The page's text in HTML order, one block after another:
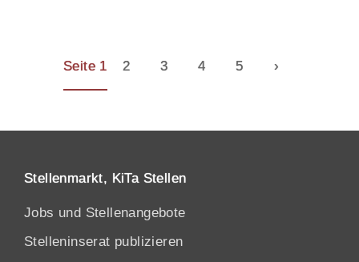
Seite 1 2 3 4 5 ›
Stellenmarkt, KiTa Stellen
Jobs und Stellenangebote
Stelleninserat publizieren